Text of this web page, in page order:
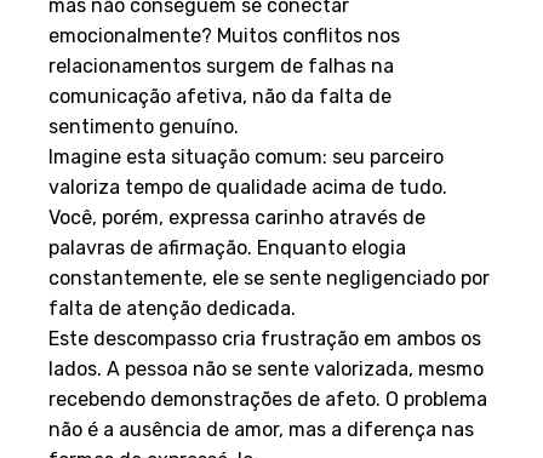
mas não conseguem se conectar
emocionalmente? Muitos conflitos nos
relacionamentos surgem de falhas na
comunicação afetiva, não da falta de
sentimento genuíno.
Imagine esta situação comum: seu parceiro
valoriza tempo de qualidade acima de tudo.
Você, porém, expressa carinho através de
palavras de afirmação. Enquanto elogia
constantemente, ele se sente negligenciado por
falta de atenção dedicada.
Este descompasso cria frustração em ambos os
lados. A pessoa não se sente valorizada, mesmo
recebendo demonstrações de afeto. O problema
não é a ausência de amor, mas a diferença nas